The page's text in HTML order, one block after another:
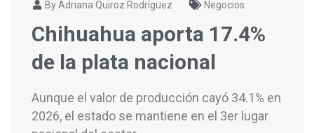
By Adriana Quiroz Rodríguez Negocios
Chihuahua aporta 17.4%
de la plata nacional
Aunque el valor de producción cayó 34.1% en
2026, el estado se mantiene en el 3er lugar